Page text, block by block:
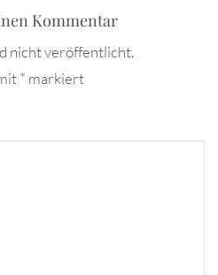
Kommentar
nicht veröffentlicht.
* markiert